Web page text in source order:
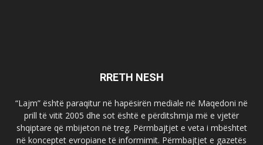
RRETH NESH
“Lajm” është paraqitur në hapësirën mediale në Maqedoni në
prill të vitit 2005 dhe sot është e përditshmja më e vjetër
shqiptare që mbijeton në treg. Përmbajtjet e veta i mbështet
në konceptet evropiane të informimit. Përmbajtjet e gazetës